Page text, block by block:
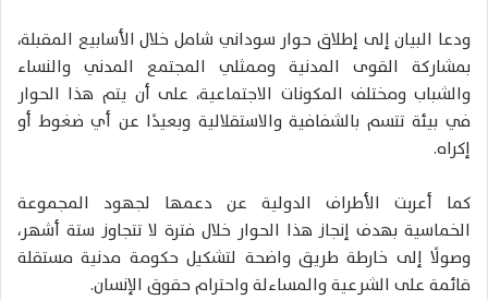
ودعا البيان إلى إطلاق حوار سوداني شامل خلال الأسابيع المقبلة،
بمشاركة القوى المدنية وممثلي المجتمع المدني والنساء
والشباب ومختلف المكونات الاجتماعية، على أن يتم هذا الحوار
في بيئة تتسم بالشفافية والاستقلالية وبعيدًا عن أي ضغوط أو
إكراه.
كما أعربت الأطراف الدولية عن دعمها لجهود المجموعة
الخماسية بهدف إنجاز هذا الحوار خلال فترة لا تتجاوز ستة أشهر،
وصولًا إلى خارطة طريق واضحة لتشكيل حكومة مدنية مستقلة
قائمة على الشرعية والمساءلة واحترام حقوق الإنسان.